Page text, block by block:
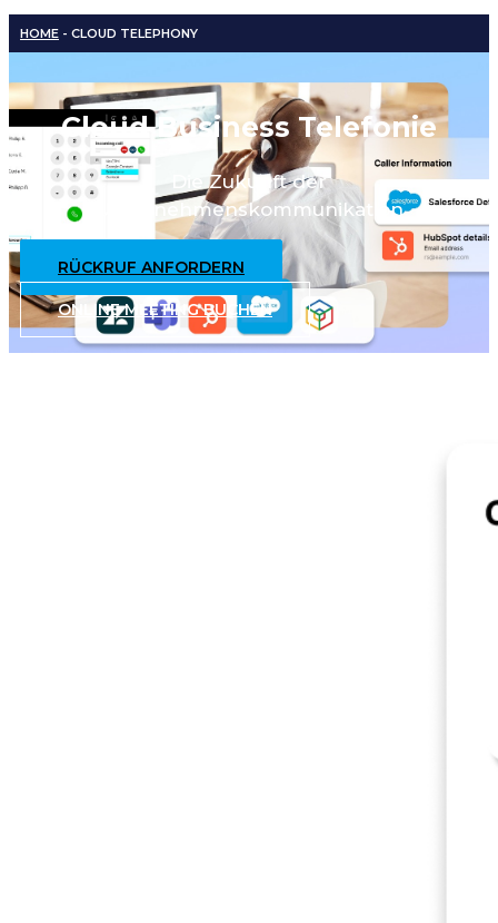
HOME - CLOUD TELEPHONY
Cloud Business Telefonie
Die Zukunft der
Unternehmenskommunikation
RÜCKRUF ANFORDERN
ONLINE MEETING BUCHEN